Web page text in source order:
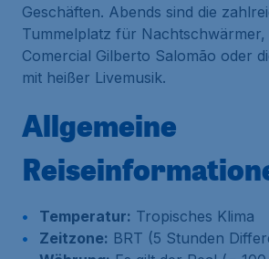
Geschäften. Abends sind die
Tummelplatz für Nachtschwärmer,
Comercial Gilberto Salomão oder
mit heißer Livemusik.
Allgemeine
Temperatur: Tropisches Klima
Zeitzone: BRT (5 Stunden